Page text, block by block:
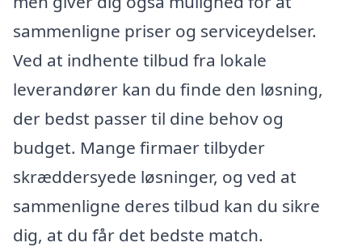
sammenligne priser og serviceydelser.
Ved at indhente tilbud fra lokale
leverandører kan du finde den løsning,
der bedst passer til dine behov og
budget. Mange firmaer tilbyder
skræddersyede løsninger, og ved at
sammenligne deres tilbud kan du sikre
dig, at du får det bedste match.